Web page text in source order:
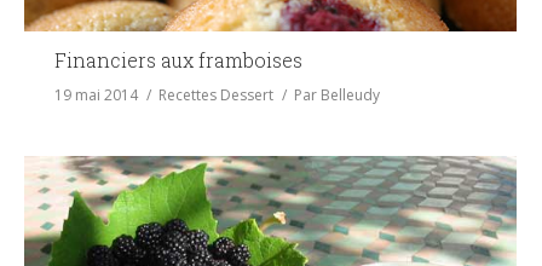
Financiers aux framboises
19 mai 2014 Recettes Dessert Par Belleudy